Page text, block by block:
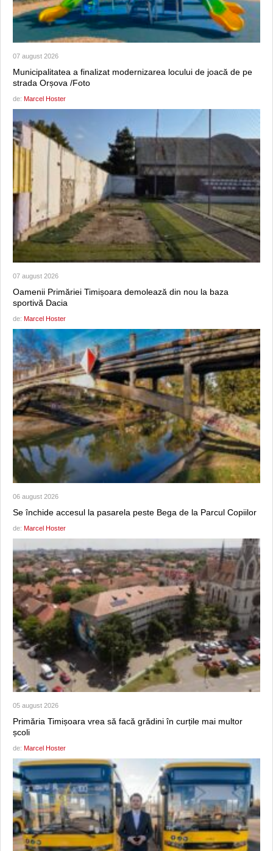
07 august 2026
Municipalitatea a finalizat modernizarea locului de joacă de pe
strada Orșova /Foto
de: Marcel Hoster
07 august 2026
Oamenii Primăriei Timișoara demolează din nou la baza
sportivă Dacia
de: Marcel Hoster
06 august 2026
Se închide accesul la pasarela peste Bega de la Parcul Copiilor
de: Marcel Hoster
05 august 2026
Primăria Timișoara vrea să facă grădini în curțile mai multor
școli
de: Marcel Hoster